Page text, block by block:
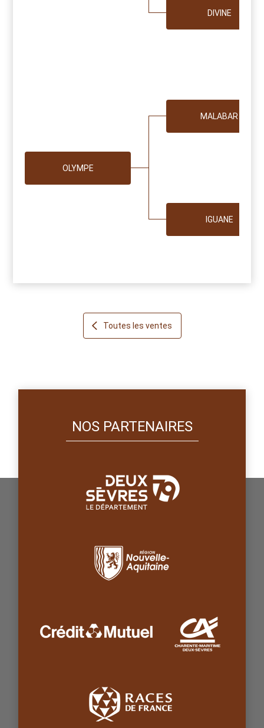
DIVINE
OLYMPE
MALABAR
IGUANE
Toutes les ventes
NOS PARTENAIRES